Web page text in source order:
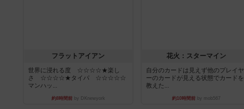
フラットアイアン
世界に浸れる度 ☆☆☆☆★楽し
さ ☆☆☆☆★タイパ ☆☆☆☆☆
マンハッ...
約8時間前by DKnewyork
花火：スターマイン
自分のカードは見えず他のプレイヤ
ーのカードが見える状態でカードを
教えた...
約10時間前by mob567